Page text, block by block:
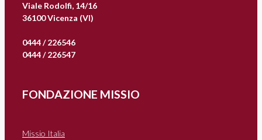
Viale Rodolfi, 14/16
36100 Vicenza (VI)
0444 / 226546
0444 / 226547
FONDAZIONE MISSIO
Missio Italia